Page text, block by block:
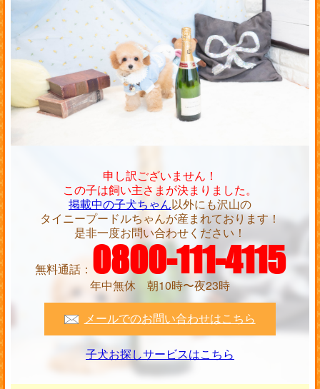
申し訳ございません！
この子は飼い主さまが決まりました。
掲載中の子犬ちゃん以外にも沢山の
タイニープードルちゃんが産まれております！
是非一度お問い合わせください！
無料通話： 0800-111-4115
年中無休 朝10時〜夜23時
メールでのお問い合わせはこちら
子犬お探しサービスはこちら